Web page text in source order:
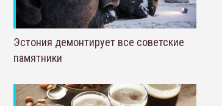
Эстония демонтирует все советские
памятники